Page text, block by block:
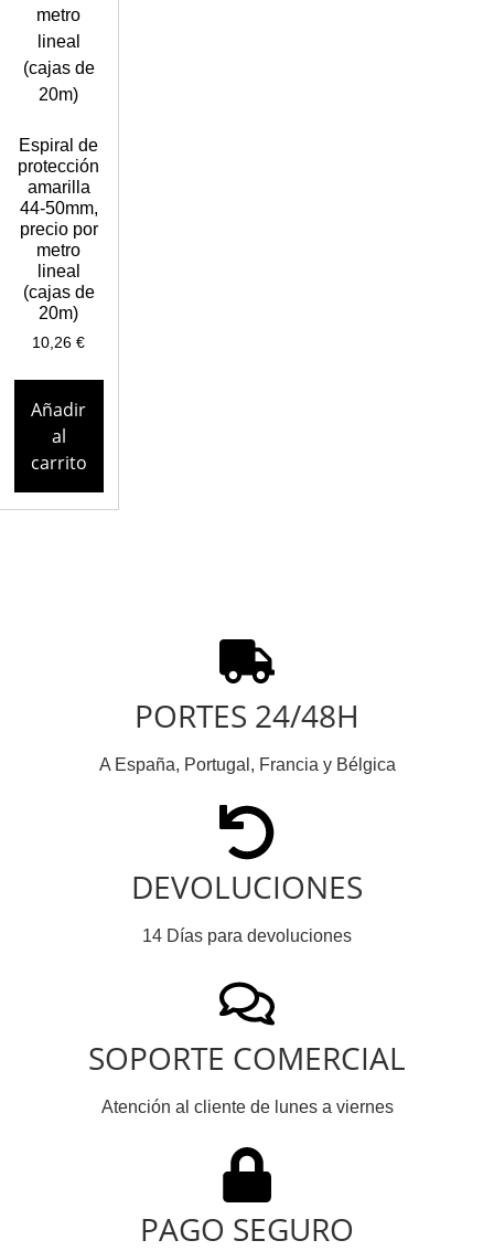
Espiral de
protección
amarilla
44-50mm,
precio por
metro
lineal
(cajas de
20m)
10,26€
Añadir
al
carrito
PORTES 24/48H
A España, Portugal, Francia y Bélgica
DEVOLUCIONES
14 Días para devoluciones
SOPORTE COMERCIAL
Atención al cliente de lunes a viernes
PAGO SEGURO